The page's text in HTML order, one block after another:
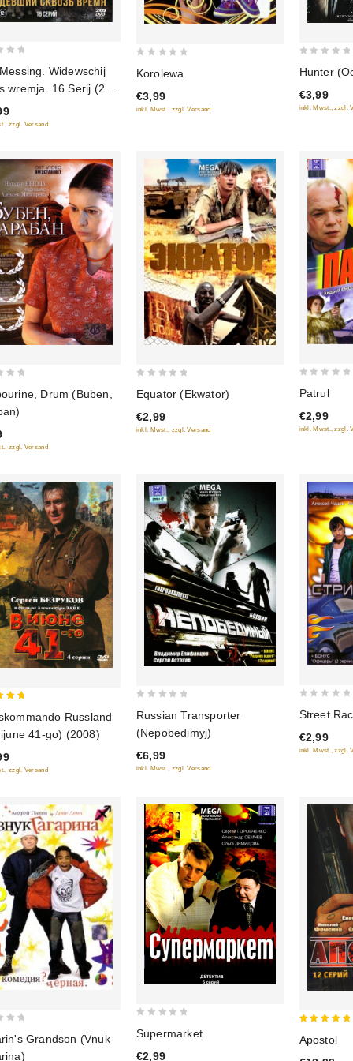
Widewschij
wremja. 16 Serij (2
zzgl. Versand
of
5
Korolewa
€3,99
inkl. Mwst., zzgl. Versand
of
5
Hunter
€3,99
inkl. Mwst., zzgl.
Drum (Buben,
zzgl. Versand
out
of
5
Equator (Ekwator)
€2,99
inkl. Mwst., zzgl. Versand
of
5
Patrul
€2,99
inkl. Mwst., zzgl.
Russland
41-go) (2008)
zzgl. Versand
of
5
Russian Transporter
(Nepobedimyj)
€6,99
inkl. Mwst., zzgl. Versand
of
5
Street
€2,99
inkl. Mwst., zzgl.
Grandson (Vnuk
out
of
Supermarket
€2,99
out of 5
Apostol